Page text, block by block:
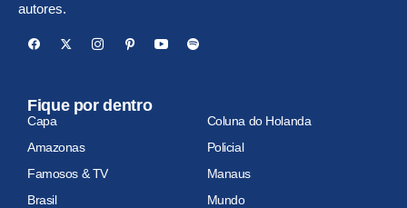
autores.
Fique por dentro
Capa
Coluna do Holanda
Amazonas
Policial
Famosos & TV
Manaus
Brasil
Mundo